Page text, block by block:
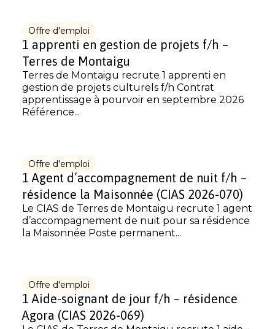
Offre d'emploi
1 apprenti en gestion de projets f/h –
Terres de Montaigu
Terres de Montaigu recrute 1 apprenti en
gestion de projets culturels f/h Contrat
apprentissage à pourvoir en septembre 2026
Référence...
Offre d'emploi
1 Agent d’accompagnement de nuit f/h –
résidence la Maisonnée (CIAS 2026-070)
Le CIAS de Terres de Montaigu recrute 1 agent
d’accompagnement de nuit pour sa résidence
la Maisonnée Poste permanent...
Offre d'emploi
1 Aide-soignant de jour f/h – résidence
Agora (CIAS 2026-069)